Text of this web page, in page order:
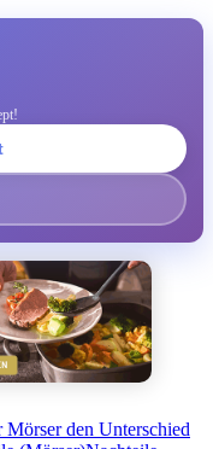
Mörser den Unterschied